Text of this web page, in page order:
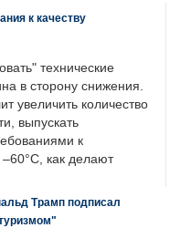
к качеству
технические
в сторону снижения.
увеличить количество
выпускать
к
как делают
Трамп подписал